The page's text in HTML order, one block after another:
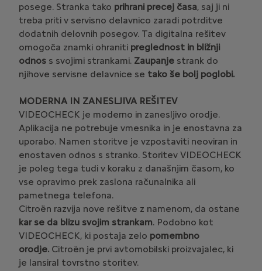
posege. Stranka tako prihrani precej časa, saj ji ni
treba priti v servisno delavnico zaradi potrditve
dodatnih delovnih posegov. Ta digitalna rešitev
omogoča znamki ohraniti preglednost in bližnji
odnos s svojimi strankami. Zaupanje strank do
njihove servisne delavnice se tako še bolj poglobi.
MODERNA IN ZANESLJIVA REŠITEV
VIDEOCHECK je moderno in zanesljivo orodje.
Aplikacija ne potrebuje vmesnika in je enostavna za
uporabo. Namen storitve je vzpostaviti neoviran in
enostaven odnos s stranko. Storitev VIDEOCHECK
je poleg tega tudi v koraku z današnjim časom, ko
vse opravimo prek zaslona računalnika ali
pametnega telefona.
Citroën razvija nove rešitve z namenom, da ostane
kar se da blizu svojim strankam. Podobno kot
VIDEOCHECK, ki postaja zelo pomembno
orodje. Citroën je prvi avtomobilski proizvajalec, ki
je lansiral tovrstno storitev.